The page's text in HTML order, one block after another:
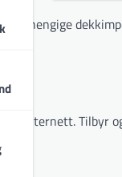
uavhengige
Internett. Tilbyr